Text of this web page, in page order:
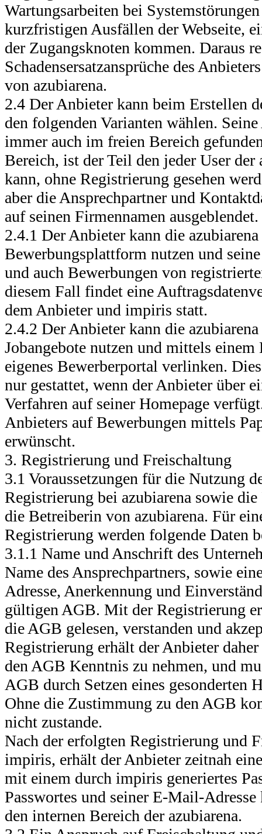
Wartungsarbeiten bei
kurzfristigen Ausfällen der Webseite,
der Zugangsknoten kommen. Daraus
Schadensersatzansprüche des
von azubiarena.
2.4 Der Anbieter kann beim Erstellen
den folgenden Varianten wählen.
immer auch im freien Bereich
Bereich, ist der Teil den jeder User der
kann, ohne Registrierung gesehen
aber die Ansprechpartner und
auf seinen Firmennamen ausgeblendet.
2.4.1 Der Anbieter kann die azubiarena
Bewerbungsplattform nutzen und
und auch Bewerbungen von
diesem Fall findet eine
dem Anbieter und impiris statt.
2.4.2 Der Anbieter kann die
Jobangebote nutzen und mittels
eigenes Bewerberportal verlinken.
nur gestattet, wenn der Anbieter über
Verfahren auf seiner Homepage
Anbieters auf Bewerbungen mittels
erwünscht.
3. Registrierung und Freischaltung
3.1 Voraussetzungen für die Nutzung
Registrierung bei azubiarena sowie
die Betreiberin von azubiarena. Für
Registrierung werden folgende Daten
3.1.1 Name und Anschrift des
Name des Ansprechpartners, sowie
Adresse, Anerkennung und
gültigen AGB. Mit der Registrierung
die AGB gelesen, verstanden und
Registrierung erhält der Anbieter
den AGB Kenntnis zu nehmen, und
AGB durch Setzen eines gesonderten
Ohne die Zustimmung zu den AGB
nicht zustande.
Nach der erfolgten Registrierung und
impiris, erhält der Anbieter zeitnah
mit einem durch impiris generiertes
Passwortes und seiner E-Mail-
den internen Bereich der azubiarena.